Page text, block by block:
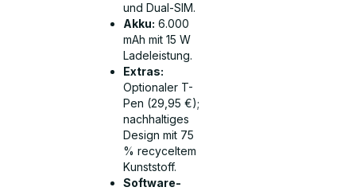
und Dual-SIM.
Akku: 6.000
mAh mit 15 W
Ladeleistung.
Extras:
Optionaler T-
Pen (29,95 €);
nachhaltiges
Design mit 75
% recyceltem
Kunststoff.
Software-